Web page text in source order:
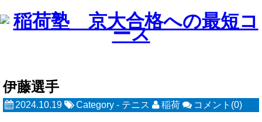
伊藤選手
2024.10.19 Category - テニス 稲荷 コメント(0)